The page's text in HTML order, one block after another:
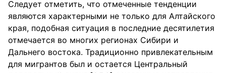
Следует отметить, что отмеченные тенденции
являются характерными не только для Алтайского
края, подобная ситуация в последние десятилетия
отмечается во многих регионах Сибири и
Дальнего востока. Традиционно привлекательным
для мигрантов был и остается Центральный